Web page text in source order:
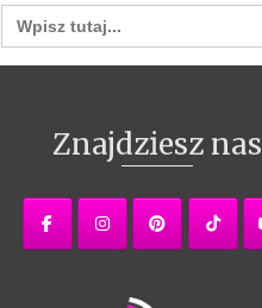
Search
for:
Znajdziesz nas